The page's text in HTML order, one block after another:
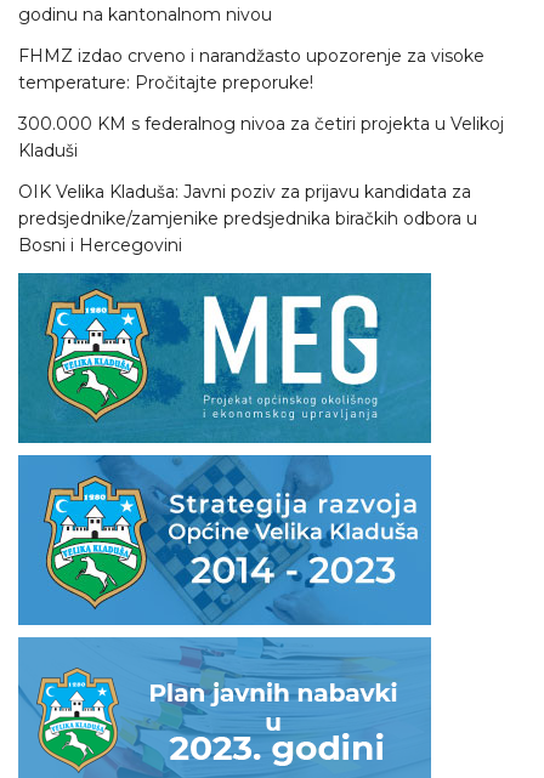
godinu na kantonalnom nivou
FHMZ izdao crveno i narandžasto upozorenje za visoke
temperature: Pročitajte preporuke!
300.000 KM s federalnog nivoa za četiri projekta u Velikoj
Kladuši
OIK Velika Kladuša: Javni poziv za prijavu kandidata za
predsjednike/zamjenike predsjednika biračkih odbora u
Bosni i Hercegovini